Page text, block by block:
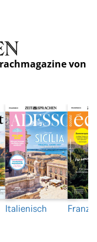
von
Italienisch